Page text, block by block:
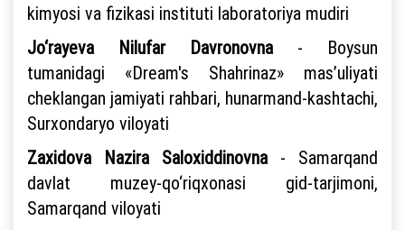
kimyosi va fizikasi instituti laboratoriya mudiri
Jo‘rayeva Nilufar Davronovna- Boysun
tumanidagi «Dream's Shahrinaz» mas’uliyati
cheklangan jamiyati rahbari, hunarmand-kashtachi,
Surxondaryo viloyati
Zaxidova Nazira Saloxiddinovna- Samarqand
davlat muzey-qo‘riqxonasi gid-tarjimoni,
Samarqand viloyati